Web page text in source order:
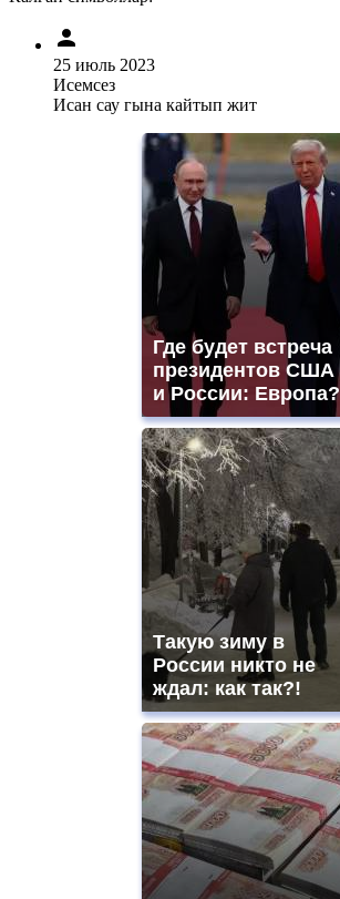
25 июль 2023
Исемсез
Исан сау гына кайтып жит
Где будет встреча
президентов США
и России: Европа?
Такую зиму в
России никто не
ждал: как так?!